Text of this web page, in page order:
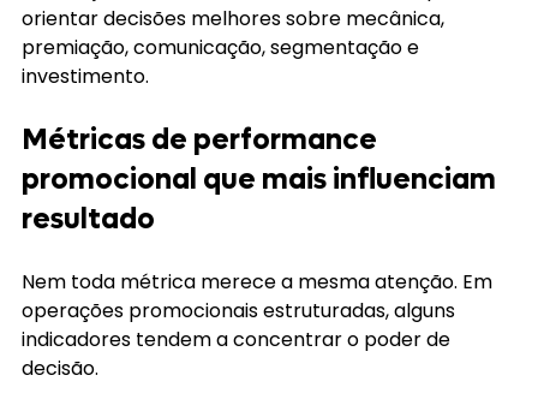
orientar decisões melhores sobre mecânica,
premiação, comunicação, segmentação e
investimento.
Métricas de performance
promocional que mais influenciam
resultado
Nem toda métrica merece a mesma atenção. Em
operações promocionais estruturadas, alguns
indicadores tendem a concentrar o poder de
decisão.